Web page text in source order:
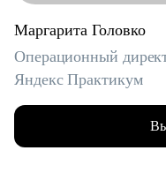
Маргарита Головко
Операционный
Яндекс Практикум